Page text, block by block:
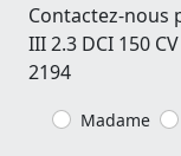
Contactez-nous
III 2.3 DCI 150
2194
Madame